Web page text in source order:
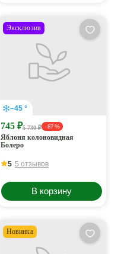
Эксклюзив
–45 °
745 ₽5 730 ₽ - 87 %
Яблоня колоновидная
Болеро
5 5 отзывов
В корзину
Новинка